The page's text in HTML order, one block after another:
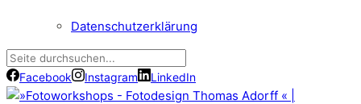
Datenschutzerklärung
Facebook Instagram LinkedIn